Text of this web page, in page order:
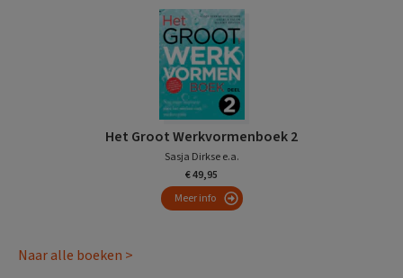
Het Groot Werkvormenboek 2
Sasja Dirkse e.a.
€ 49,95
Meer info
Naar alle boeken >